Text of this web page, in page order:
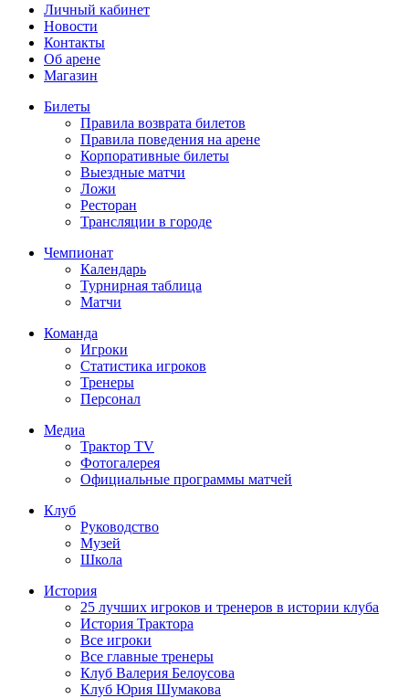
Личный кабинет
Новости
Контакты
Об арене
Магазин
Билеты
Правила возврата билетов
Правила поведения на арене
Корпоративные билеты
Выездные матчи
Ложи
Ресторан
Трансляции в городе
Чемпионат
Календарь
Турнирная таблица
Матчи
Команда
Игроки
Статистика игроков
Тренеры
Персонал
Медиа
Трактор TV
Фотогалерея
Официальные программы матчей
Клуб
Руководство
Музей
Школа
История
25 лучших игроков и тренеров в истории клуба
История Трактора
Все игроки
Все главные тренеры
Клуб Валерия Белоусова
Клуб Юрия Шумакова